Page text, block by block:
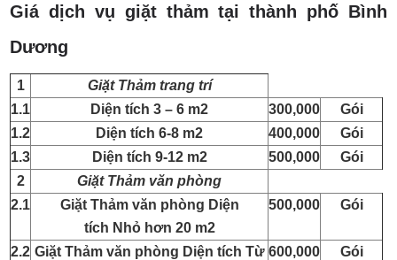
Giá dịch vụ giặt thảm tại thành phố Bình
Dương
1
Giặt Thảm trang trí
1.1
Diện tích 3 – 6 m2 300,000
Gói
1.2
Diện tích 6-8 m2 400,000
Gói
1.3
Diện tích 9-12 m2 500,000
Gói
2
Giặt Thảm văn phòng
2.1
Giặt Thảm văn phòng Diện
tích Nhỏ hơn 20 m2
500,000 Gói
2.2 Giặt Thảm văn phòng Diện tích Từ 600,000 Gói